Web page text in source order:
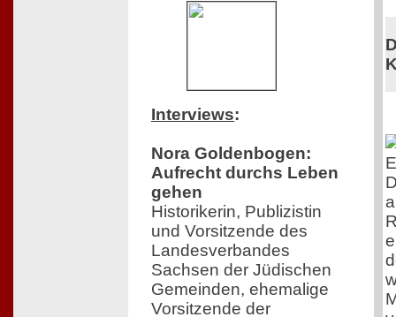
Interviews:
Nora Goldenbogen:
Aufrecht durchs Leben
gehen
Historikerin, Publizistin
und Vorsitzende des
Landesverbandes
Sachsen der Jüdischen
Gemeinden, ehemalige
Vorsitzende der